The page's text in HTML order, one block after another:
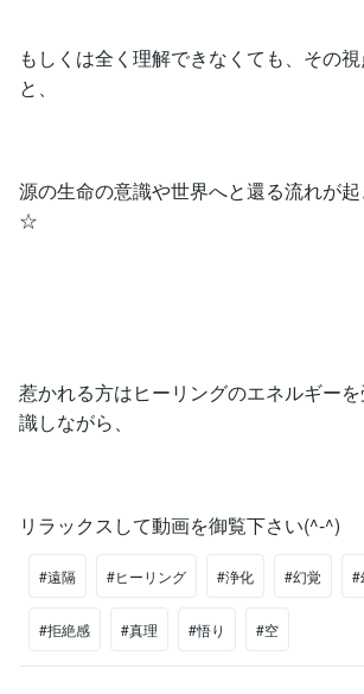
もしくは全く理解できなくても、その
と、
源の生命の意識や世界へと還る流れが
☆
惹かれる方はヒーリングのエネルギー
識しながら、
リラックスして動画を御覧下さい(^-^)
#遠隔 #ヒーリング #浄化 #幻覚 #
#拒絶感 #真理 #悟り #空